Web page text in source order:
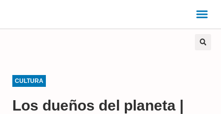
CULTURA
Los dueños del planeta |